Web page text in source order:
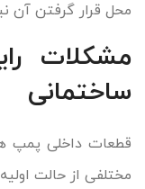
محل قرار گرفتن
مشکلات
ساختمانی
قطعات داخلی پمپ
مختلفی از حالت